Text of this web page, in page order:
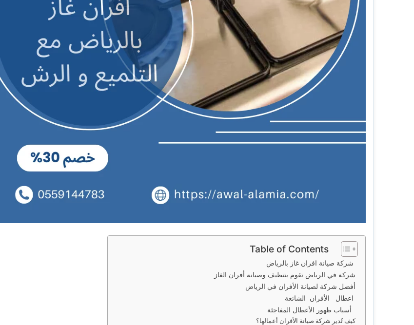
Table of Contents
شركة صيانة افران غاز بالرياض
شركة في الرياض تقوم بتنظيف وصيانة أفران الغاز
أفضل شركة لصيانة الأفران في الرياض
اعطال الأفران الشائعة
أسباب ظهور الأعطال المفاجئة
كيف تُدير شركة صيانة الأفران أعمالها؟